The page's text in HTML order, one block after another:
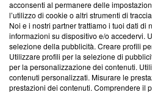
Team editoriale
Corporate
Redazione
Informativa Privacy
acconsenti al permanere delle
l’utilizzo di cookie o altri strumenti di
Noi e i nostri partner trattiamo i tuoi dati di
informazioni su dispositivo e/o accedervi.
selezione della pubblicità. Creare profili
Utilizzare profili per la selezione di
per la personalizzazione dei contenuti.
contenuti personalizzati. Misurare le
prestazioni dei contenuti. Comprendere il